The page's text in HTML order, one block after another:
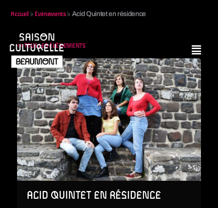
Accueil ♭ Évènements♭ Acid Quintet en résidence
<< TOUS LES ÉVÈNEMENTS
ACID QUINTET EN RÉSIDENCE